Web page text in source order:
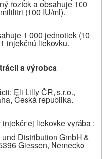
roztok a obsahuje 100
(100 IU/ml).
1 000 jednotiek (10
injekčnú liekovku.
a výrobca
Eli Lilly ČR, s.r.o.,
Česká republika.
liekovke vyrába :
Distribution GmbH &
Giessen, Nemecko